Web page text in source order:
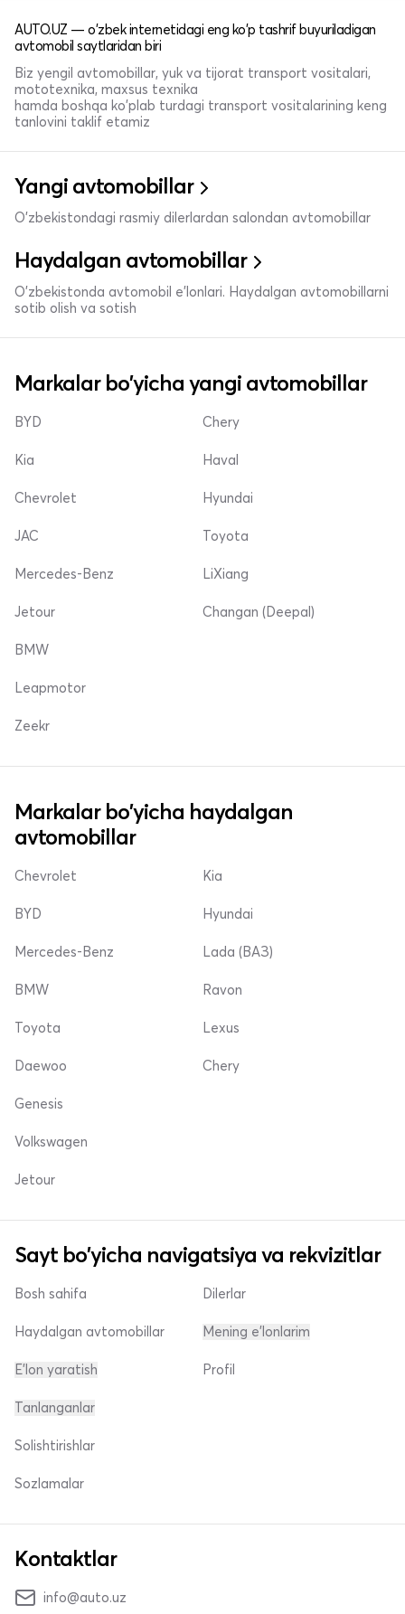
AUTO.UZ — o'zbek internetidagi eng ko'p tashrif buyuriladigan
avtomobil saytlaridan biri
Biz yengil avtomobillar, yuk va tijorat transport vositalari,
mototexnika, maxsus texnika
hamda boshqa ko'plab turdagi transport vositalarining keng
tanlovini taklif etamiz
Yangi avtomobillar
O'zbekistondagi rasmiy dilerlardan salondan avtomobillar
Haydalgan avtomobillar
O'zbekistonda avtomobil e’lonlari. Haydalgan avtomobillarni
sotib olish va sotish
Markalar bo'yicha yangi avtomobillar
BYD
Kia
Chevrolet
Chery
Haval
Hyundai
JAC
Mercedes-Benz
Jetour
Toyota
LiXiang
Changan (Deepal)
BMW
Leapmotor
Zeekr
Markalar bo'yicha haydalgan
avtomobillar
Chevrolet
BYD
Mercedes-Benz
Kia
Hyundai
Lada (ВАЗ)
BMW
Toyota
Daewoo
Ravon
Lexus
Chery
Genesis
Volkswagen
Jetour
Sayt bo'yicha navigatsiya va rekvizitlar
Bosh sahifa
Haydalgan avtomobillar
E'lon yaratish
Dilerlar
Mening e'lonlarim
Profil
Tanlanganlar
Solishtirishlar
Sozlamalar
Kontaktlar
info@auto.uz